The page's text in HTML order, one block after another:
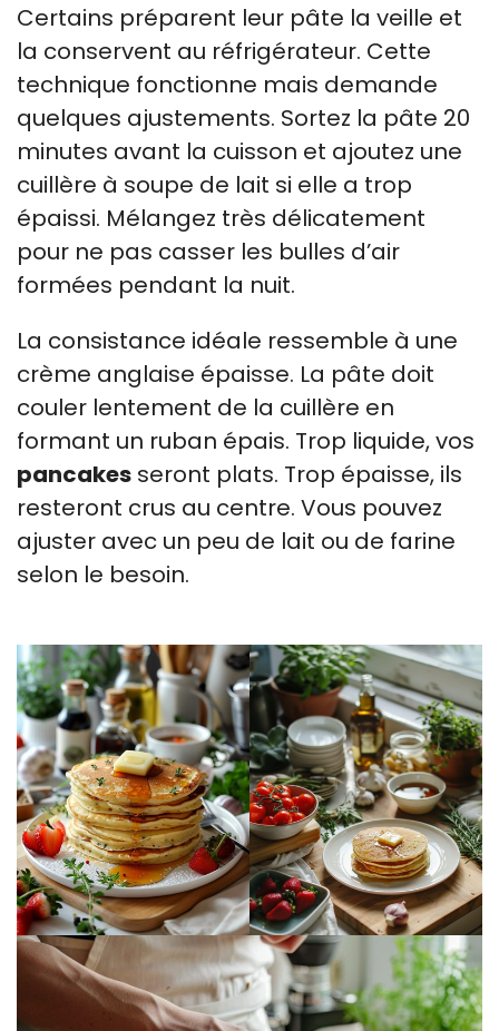
Certains préparent leur pâte la veille et
la conservent au réfrigérateur. Cette
technique fonctionne mais demande
quelques ajustements. Sortez la pâte 20
minutes avant la cuisson et ajoutez une
cuillère à soupe de lait si elle a trop
épaissi. Mélangez très délicatement
pour ne pas casser les bulles d’air
formées pendant la nuit.
La consistance idéale ressemble à une
crème anglaise épaisse. La pâte doit
couler lentement de la cuillère en
formant un ruban épais. Trop liquide, vos
pancakes seront plats. Trop épaisse, ils
resteront crus au centre. Vous pouvez
ajuster avec un peu de lait ou de farine
selon le besoin.